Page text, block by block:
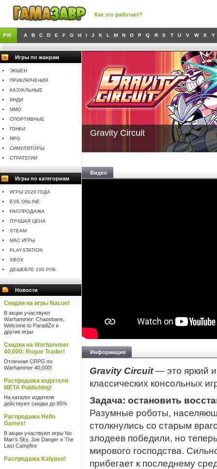
Как это работает?
A B C D E F G H I J K L M N O P Q R S T U V W X Y
Игры по жанрам
ЭКШЕН
ПРИКЛЮЧЕНИЯ
КАЗУАЛЬНЫЕ
ИНДИ
MMO
СПОРТИВНЫЕ
ГОНКИ
RPG
СИМУЛЯТОРЫ
СТРАТЕГИИ
Игры по категориям
ИГРЫ 2026 ГОДА
EVE ONLINE
РАСПРОДАЖА
ЛУЧШАЯ ЦЕНА
STEAM
MAC ИГРЫ
PLAYSTATION
XBOX
ДЕШЕВЛЕ 100 РУБ
Новости
Скидки на игры Nacon!
В акции участвуют
Warhammer: Chaosbane,
Welcome to ParadiZe и
другие игры
Скидки на Warhammer
40,000: Rogue Trader!
Отличная CRPG по
Warhammer 40,000!
Распродажа издателя
META Publishing!
На каталог издателя
действуют скидки до 85%
Распродажа Hello
Games!
В акции участвуют игры No
Man's Sky, Joe Danger и The
Last Campfire
Распродажа Kalypso!
Gravity Circuit
Видео
Информация
Gravity Circuit— это яркий
классических консольных
Задача: остановить
Разумные роботы,
столкнулись со старым
злодеев победили, но
мирового господства.
прибегает к последнему